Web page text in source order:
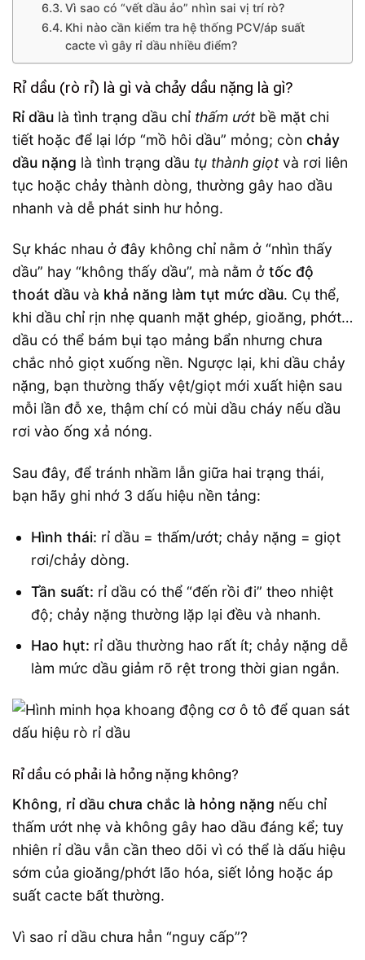
Vì sao có “vết dầu ảo” nhìn sai vị trí rò?
Khi nào cần kiểm tra hệ thống PCV/áp suất
cacte vì gây rỉ dầu nhiều điểm?
Rỉ dầu (rò rỉ) là gì và chảy dầu nặng là gì?
Rỉ dầu là tình trạng dầu chỉ thấm ướtbề mặt chi
tiết hoặc để lại lớp “mồ hôi dầu” mỏng; còn chảy
dầu nặng là tình trạng dầu tụ thành giọtvà rơi liên
tục hoặc chảy thành dòng, thường gây hao dầu
nhanh và dễ phát sinh hư hỏng.
Sự khác nhau ở đây không chỉ nằm ở “nhìn thấy
dầu” hay “không thấy dầu”, mà nằm ở tốc độ
thoát dầu và khả năng làm tụt mức dầu. Cụ thể,
khi dầu chỉ rịn nhẹ quanh mặt ghép, gioăng, phớt…
dầu có thể bám bụi tạo mảng bẩn nhưng chưa
chắc nhỏ giọt xuống nền. Ngược lại, khi dầu chảy
nặng, bạn thường thấy vệt/giọt mới xuất hiện sau
mỗi lần đỗ xe, thậm chí có mùi dầu cháy nếu dầu
rơi vào ống xả nóng.
Sau đây, để tránh nhầm lẫn giữa hai trạng thái,
bạn hãy ghi nhớ 3 dấu hiệu nền tảng:
Hình thái: rỉ dầu = thấm/ướt; chảy nặng = giọt
rơi/chảy dòng.
Tần suất: rỉ dầu có thể “đến rồi đi” theo nhiệt
độ; chảy nặng thường lặp lại đều và nhanh.
Hao hụt: rỉ dầu thường hao rất ít; chảy nặng dễ
làm mức dầu giảm rõ rệt trong thời gian ngắn.
Rỉ dầu có phải là hỏng nặng không?
Không, rỉ dầu chưa chắc là hỏng nặng nếu chỉ
thấm ướt nhẹ và không gây hao dầu đáng kể; tuy
nhiên rỉ dầu vẫn cần theo dõi vì có thể là dấu hiệu
sớm của gioăng/phớt lão hóa, siết lỏng hoặc áp
suất cacte bất thường.
Vì sao rỉ dầu chưa hẳn “nguy cấp”?